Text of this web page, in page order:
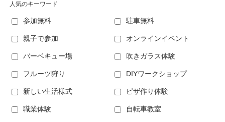
人気のキーワード
参加無料 駐車無料
親子で参加 オンラインイベント
バーベキュー場 吹きガラス体験
フルーツ狩り DIYワークショップ
新しい生活様式 ピザ作り体験
職業体験 自転車教室